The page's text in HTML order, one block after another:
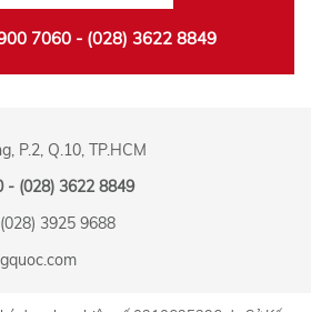
7060 - (028) 3622 8849
P.2, Q.10, TP.HCM
- (028) 3622 8849
3925 9688